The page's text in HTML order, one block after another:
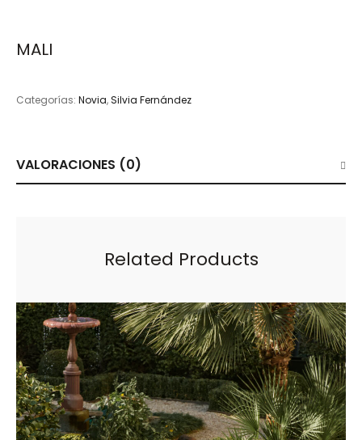
MALI
Categorías: Novia,Silvia Fernández
VALORACIONES (0)
Related Products